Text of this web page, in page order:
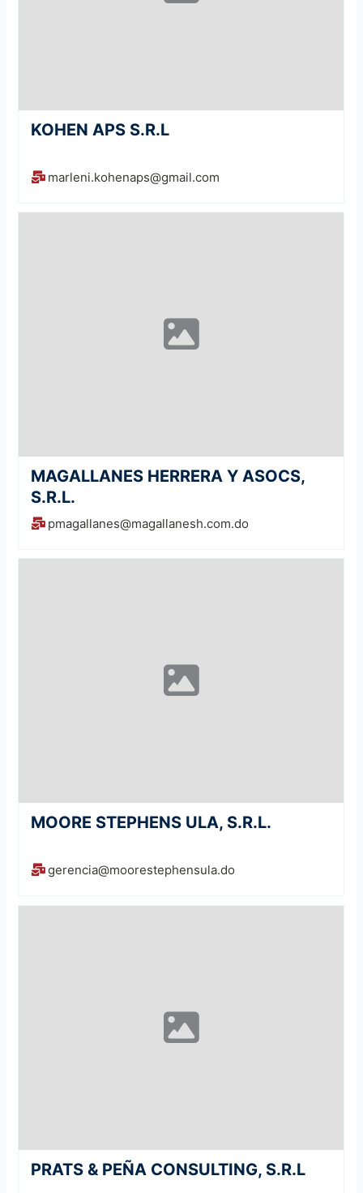
KOHEN APS S.R.L
marleni.kohenaps@gmail.com
MAGALLANES HERRERA Y ASOCS,
S.R.L.
pmagallanes@magallanesh.com.do
MOORE STEPHENS ULA, S.R.L.
gerencia@moorestephensula.do
PRATS & PEÑA CONSULTING, S.R.L